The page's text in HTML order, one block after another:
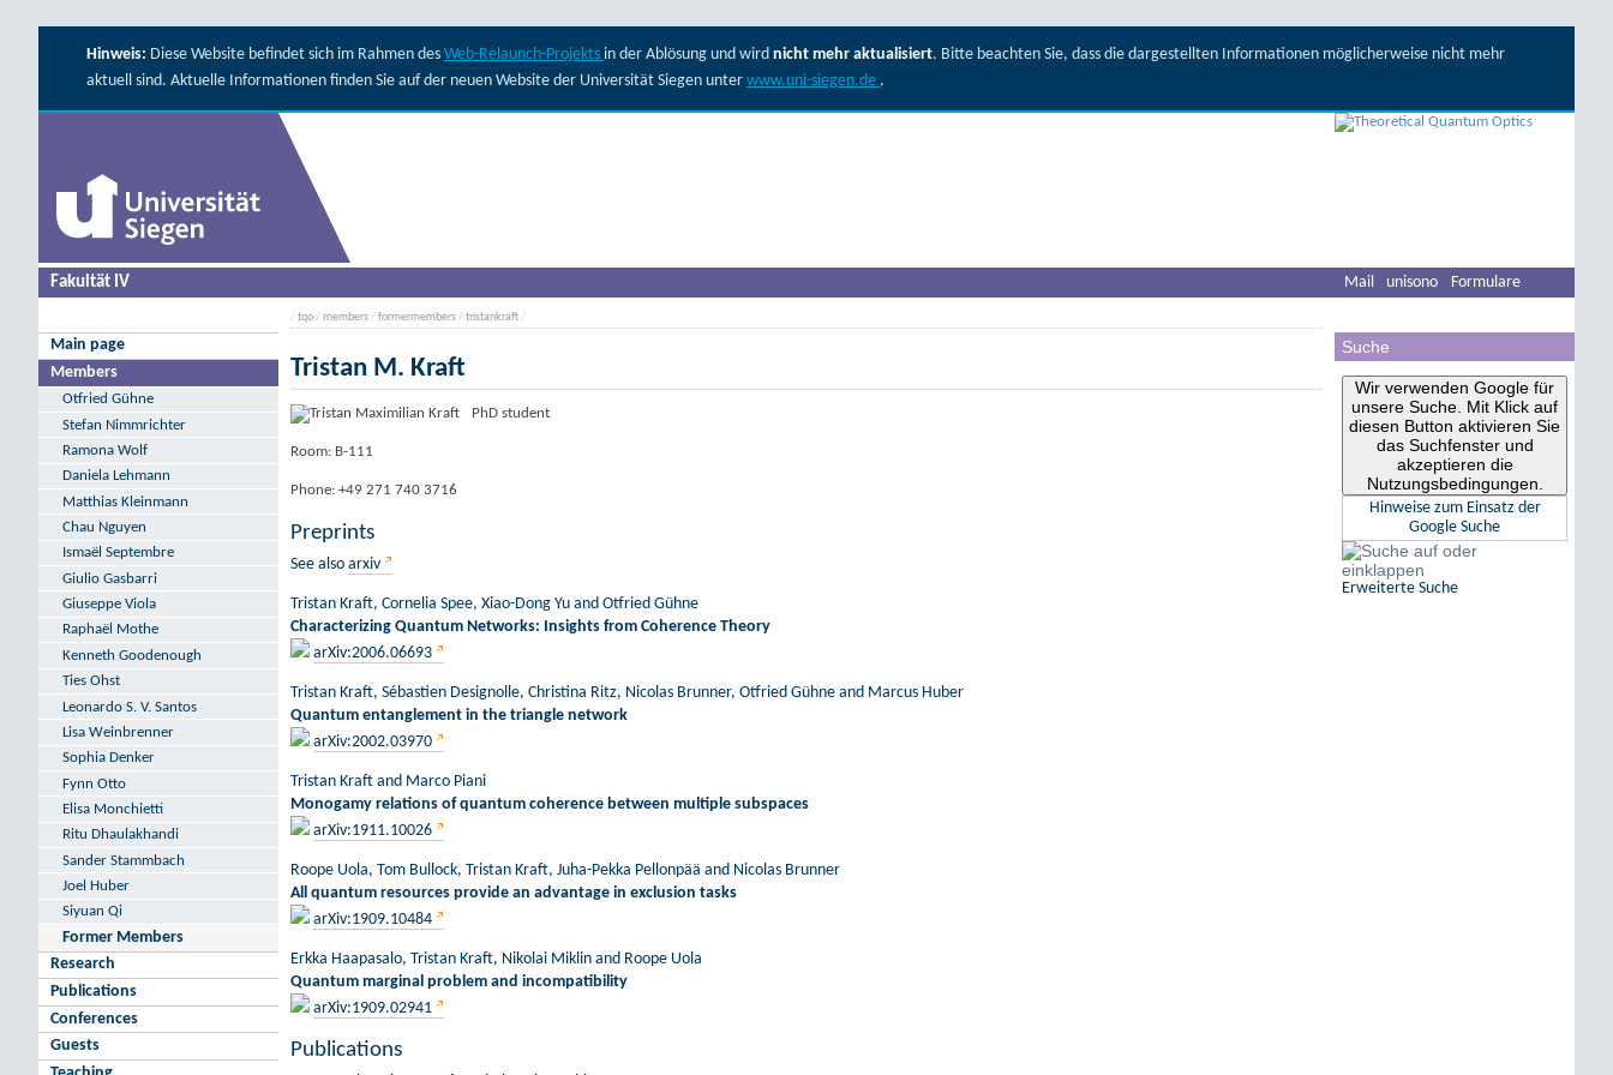
Hinweis: Diese Website befindet sich im Rahmen des Web-Relaunch-Projekts in der Ablösung und wird nicht mehr aktualisiert. Bitte beachten Sie, dass die dargestellten Informationen möglicherweise nicht mehr
aktuell sind. Aktuelle Informationen finden Sie auf der neuen Website der Universität Siegen unter www.uni-siegen.de .
Fakultät IV
Main page
Members
Otfried Gühne
Stefan Nimmrichter
Ramona Wolf
Daniela Lehmann
Matthias Kleinmann
Chau Nguyen
Ismaël Septembre
Giulio Gasbarri
Giuseppe Viola
Raphaël Mothe
Kenneth Goodenough
Ties Ohst
Leonardo S. V. Santos
Lisa Weinbrenner
Sophia Denker
Fynn Otto
Elisa Monchietti
Ritu Dhaulakhandi
Sander Stammbach
Joel Huber
Siyuan Qi
Former Members
Research
Publications
Conferences
Guests
Mail unisono Formulare
Suche
Wir verwenden Google für
unsere Suche. Mit Klick auf
diesen Button aktivieren Sie
das Suchfenster und
akzeptieren die
Nutzungsbedingungen.
Hinweise zum Einsatz der
Google Suche
Erweiterte Suche
/tqo/members/formermembers/tristankraft/
Tristan M. Kraft
PhD student
Room: B-111
Phone: +49 271 740 3716
Preprints
See also arxiv
Tristan Kraft, Cornelia Spee, Xiao-Dong Yu and Otfried Gühne
Characterizing Quantum Networks: Insights from Coherence Theory
arXiv:2006.06693
Tristan Kraft, Sébastien Designolle, Christina Ritz, Nicolas Brunner, Otfried Gühne and Marcus Huber
Quantum entanglement in the triangle network
arXiv:2002.03970
Tristan Kraft and Marco Piani
Monogamy relations of quantum coherence between multiple subspaces
arXiv:1911.10026
Roope Uola, Tom Bullock, Tristan Kraft, Juha-Pekka Pellonpää and Nicolas Brunner
All quantum resources provide an advantage in exclusion tasks
arXiv:1909.10484
Erkka Haapasalo, Tristan Kraft, Nikolai Miklin and Roope Uola
Quantum marginal problem and incompatibility
arXiv:1909.02941
Publications